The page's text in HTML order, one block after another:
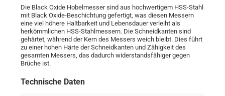
Die Black Oxide Hobelmesser sind aus hochwertigem HSS-Stahl
mit Black Oxide-Beschichtung gefertigt, was diesen Messern
eine viel höhere Haltbarkeit und Lebensdauer verleiht als
herkömmlichen HSS-Stahlmessern. Die Schneidkanten sind
gehärtet, während der Kern des Messers weich bleibt. Dies führt
zu einer hohen Härte der Schneidkanten und Zähigkeit des
gesamten Messers, das dadurch widerstandsfähiger gegen
Brüche ist.
Technische Daten